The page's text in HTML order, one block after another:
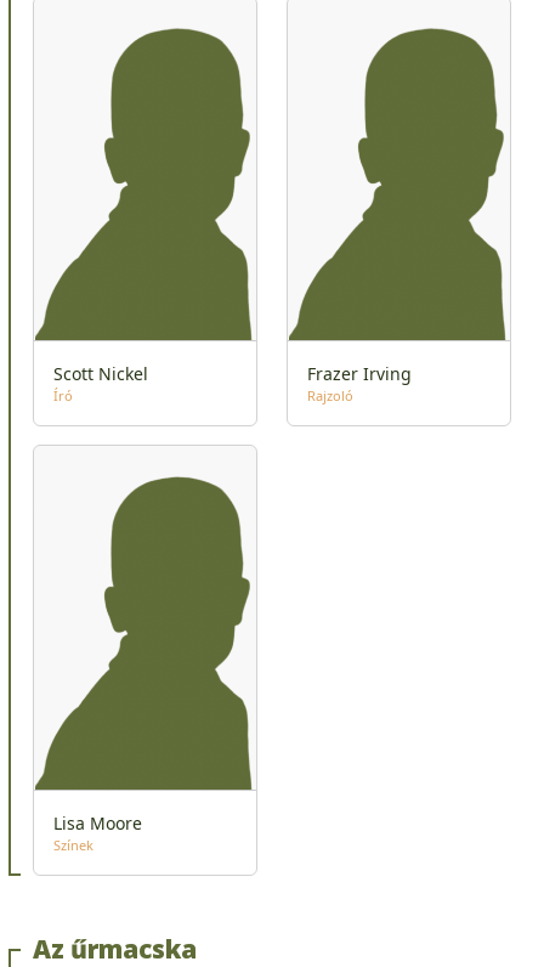
Scott Nickel
Író
Frazer Irving
Rajzoló
Lisa Moore
Színek
Az űrmacska